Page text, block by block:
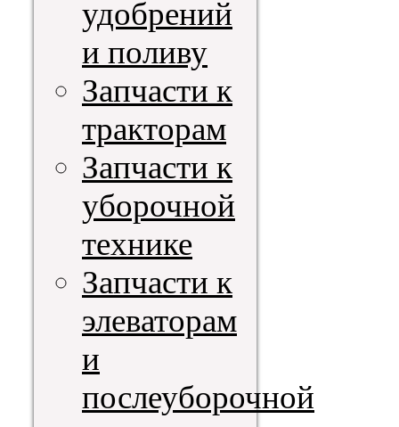
удобрений
и поливу
Запчасти к
тракторам
Запчасти к
уборочной
технике
Запчасти к
элеваторам
и
послеуборочной